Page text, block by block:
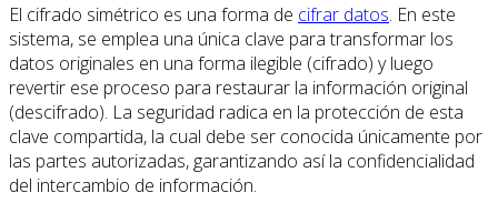
El cifrado simétrico es una forma de cifrar datos. En este
sistema, se emplea una única clave para transformar los
datos originales en una forma ilegible (cifrado) y luego
revertir ese proceso para restaurar la información original
(descifrado). La seguridad radica en la protección de esta
clave compartida, la cual debe ser conocida únicamente por
las partes autorizadas, garantizando así la confidencialidad
del intercambio de información.